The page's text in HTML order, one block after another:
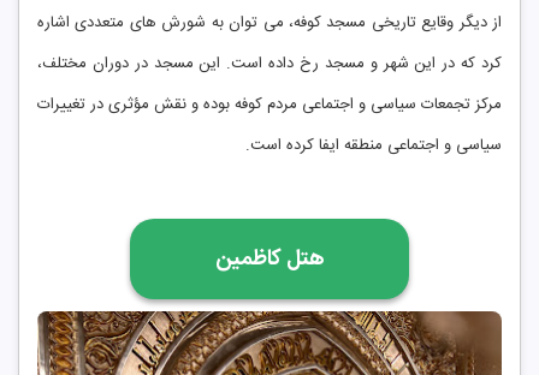
از دیگر وقایع تاریخی مسجد کوفه، می توان به شورش های متعددی اشاره
کرد که در این شهر و مسجد رخ داده است. این مسجد در دوران مختلف،
مرکز تجمعات سیاسی و اجتماعی مردم کوفه بوده و نقش مؤثری در تغییرات
سیاسی و اجتماعی منطقه ایفا کرده است.
هتل کاظمین